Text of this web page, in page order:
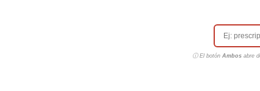
ⓘ El botón Ambosabre